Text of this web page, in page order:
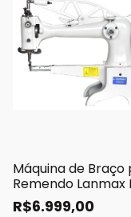
Máquina de Braço
Remendo Lanmax
2972
R$6.999,00